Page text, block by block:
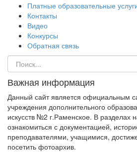
Платные образовательные
Контакты
Видео
Конкурсы
Обратная связь
Важная информация
Данный сайт является официальным
учреждения дополнительного
искусств №2 г.Раменское. В разделах
ознакомиться с документацией,
преподавателями, учащимися,
посетить фотоархив.